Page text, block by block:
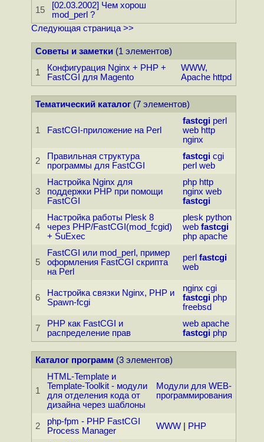
15
[02.03.2002] Чем хорош
mod_perl ?
Следующая страница >>
Советы и заметки(1 элементов)
1
Конфигурация Nginx + PHP +
FastCGI для Magento
WWW,
Apache httpd
Тематический каталог(7 элементов)
1 FastCGI-приложение на Perl
fastcgi perl
web http
nginx
2
Правильная структура
программы для FastCGI
fastcgi cgi
perl web
3
Настройка Nginx для
поддержки PHP при помощи
FastCGI
php http
nginx web
fastcgi
4
Настройка работы Plesk 8
через PHP/FastCGI(mod_fcgid)
+ SuExec
plesk python
web fastcgi
php apache
5
FastCGI или mod_perl, пример
оформления FastCGI скрипта
на Perl
perl fastcgi
web
6
Настройка связки Nginx, PHP и
Spawn-fcgi
nginx cgi
fastcgi php
freebsd
7
PHP как FastCGI и
распределение прав
web apache
fastcgi php
Каталог программ (3 элементов)
1
HTML-Template и
Template-Toolkit - модули
для отделения кода от
дизайна через шаблоны
Модули для WEB-
программирования
2
php-fpm - PHP FastCGI
Process Manager
WWW| PHP